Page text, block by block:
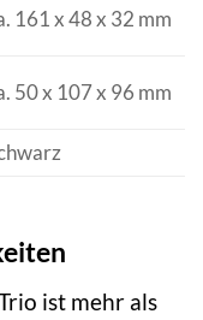
161 x 48 x 32 mm
50 x 107 x 96 mm
ist mehr als